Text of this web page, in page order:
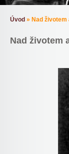
Úvod » Nad
Nad životem